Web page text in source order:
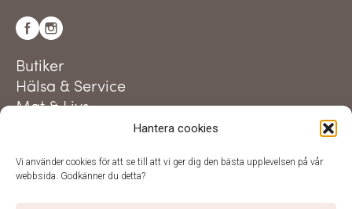
Hantera cookies
Vi använder cookies för att se till att vi ger dig den bästa upplevelsen på vår
webbsida. Godkänner du detta?
Butiker
Hälsa & Service
Mat & Livs
Besöksinformation
Trivselregler